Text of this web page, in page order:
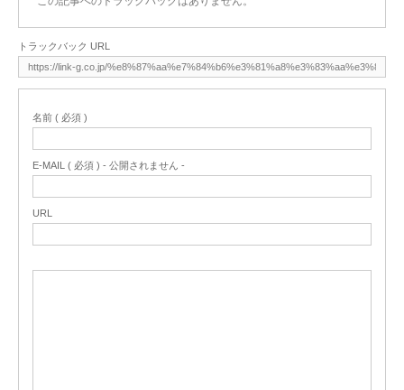
トラックバック URL
名前 ( 必須 )
E-MAIL ( 必須 ) - 公開されません -
URL